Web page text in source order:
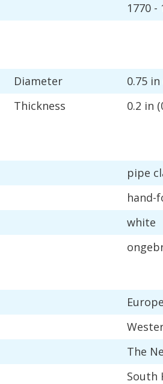
1770 -
Diameter 0.75 in
Thickness
0.2 in (
pipe
hand-
white
Europe
The
South